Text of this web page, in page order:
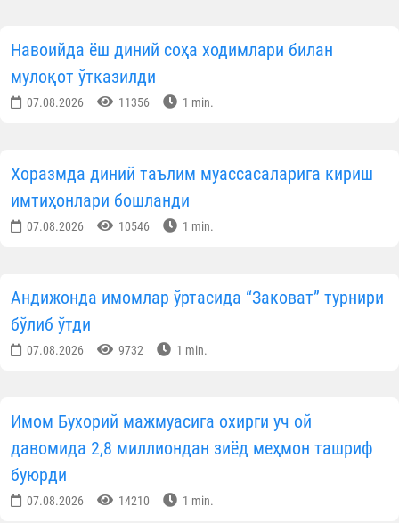
Навоийда ёш диний соҳа ходимлари билан
мулоқот ўтказилди
07.08.2026 11356 1 min.
Хоразмда диний таълим муассасаларига кириш
имтиҳонлари бошланди
07.08.2026 10546 1 min.
Андижонда имомлар ўртасида “Заковат” турнири
бўлиб ўтди
07.08.2026 9732 1 min.
Имом Бухорий мажмуасига охирги уч ой
давомида 2,8 миллиондан зиёд меҳмон ташриф
буюрди
07.08.2026 14210 1 min.